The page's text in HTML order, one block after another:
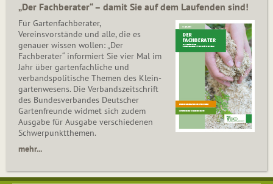
„Der Fachberater“ – damit Sie auf dem Laufenden sind!
Für Gartenfachberater,
Vereinsvorstände und alle, die es
genauer wissen wollen: „Der
Fachberater“ informiert Sie vier Mal im
Jahr über gartenfachliche und
verbandspolitische Themen des Klein­
gar­ten­wesens. Die Ver­bands­zeit­schrift
des Bun­des­ver­ban­des Deutscher
Gartenfreunde widmet sich zudem
Ausgabe für Ausgabe verschiedenen
Schwer­punkt­the­men.
mehr...